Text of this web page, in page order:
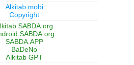
Alkitab.mobi
Copyright
SABDA.APP
BaDeNo
Alkitab GPT